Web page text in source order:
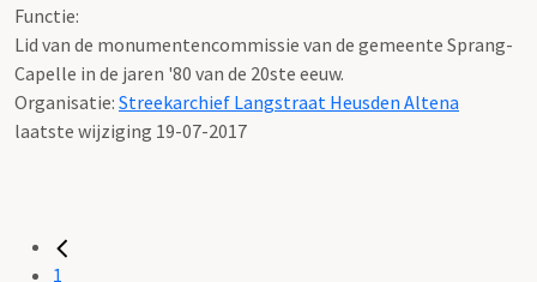
Functie:
Lid van de monumentencommissie van de gemeente Sprang-
Capelle in de jaren '80 van de 20ste eeuw.
Organisatie: Streekarchief Langstraat Heusden Altena
laatste wijziging 19-07-2017
1